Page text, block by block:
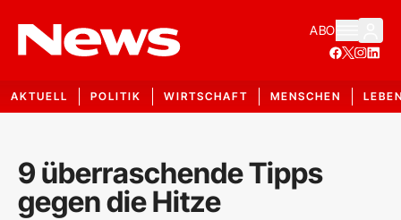
ABO
AKTUELL POLITIK WIRTSCHAFT MENSCHEN
9 überraschende Tipps
gegen die Hitze